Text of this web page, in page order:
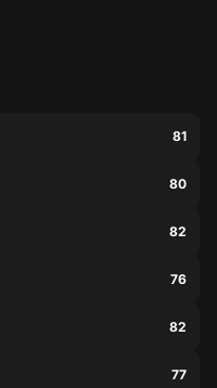
81
80
82
76
82
77